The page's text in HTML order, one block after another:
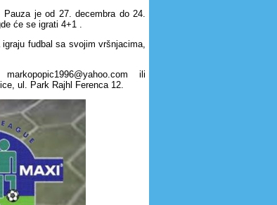
je od 27. decembra do 24.
će se igrati 4+1 .
fudbal sa svojim vršnjacima,
ili
ul. Park Rajhl Ferenca 12.